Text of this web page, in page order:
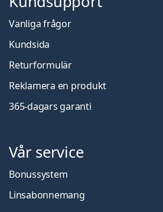
Vanliga frågor
Kundsida
Returformulär
Reklamera en produkt
365-dagars garanti
Vår service
Bonussystem
Linsabonnemang